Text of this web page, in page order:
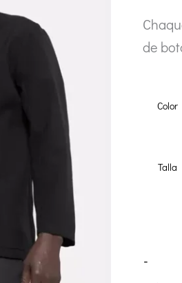
de
Color
Talla
-